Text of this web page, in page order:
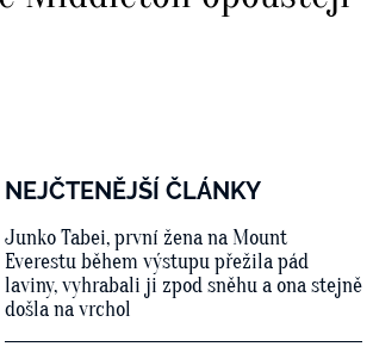
NEJČTENĚJŠÍ ČLÁNKY
Junko Tabei, první žena na Mount
Everestu během výstupu přežila pád
laviny, vyhrabali ji zpod sněhu a ona stejně
došla na vrchol